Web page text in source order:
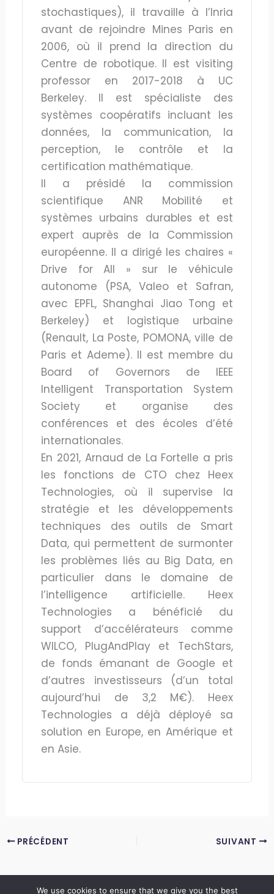
stochastiques), il travaille à l’Inria
avant de rejoindre Mines Paris en
2006, où il prend la direction du
Centre de robotique. Il est visiting
professor en 2017-2018 à UC
Berkeley. Il est spécialiste des
systèmes coopératifs incluant les
données, la communication, la
perception, le contrôle et la
certification mathématique.
Il a présidé la commission
scientifique ANR Mobilité et
systèmes urbains durables et est
expert auprès de la Commission
européenne. Il a dirigé les chaires «
Drive for All » sur le véhicule
autonome (PSA, Valeo et Safran,
avec EPFL, Shanghai Jiao Tong et
Berkeley) et logistique urbaine
(Renault, La Poste, POMONA, ville de
Paris et Ademe). Il est membre du
Board of Governors de IEEE
Intelligent Transportation System
Society et organise des
conférences et des écoles d’été
internationales.
En 2021, Arnaud de La Fortelle a pris
les fonctions de CTO chez Heex
Technologies, où il supervise la
stratégie et les développements
techniques des outils de Smart
Data, qui permettent de surmonter
les problèmes liés au Big Data, en
particulier dans le domaine de
l’intelligence artificielle. Heex
Technologies a bénéficié du
support d’accélérateurs comme
WILCO, PlugAndPlay et TechStars,
de fonds émanant de Google et
d’autres investisseurs (d’un total
aujourd’hui de 3,2 M€). Heex
Technologies a déjà déployé sa
solution en Europe, en Amérique et
en Asie.
PRÉCÉDENT SUIVANT
We use cookies to ensure that we give you the best